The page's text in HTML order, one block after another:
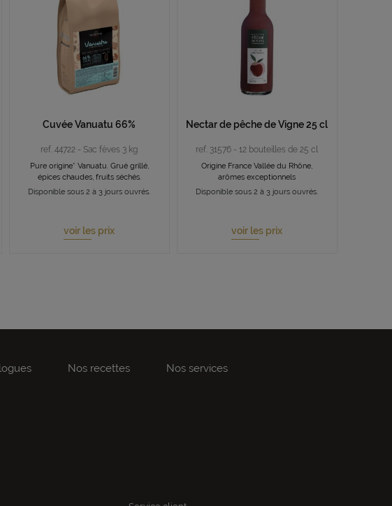
Cuvée Vanuatu 66%
ref. 44722 - Sac fèves 3 kg
Pure origine* Vanuatu. Grué grillé,
épices chaudes, fruits séchés.
Disponible sous 2 à 3 jours ouvrés.
voir les prix
Nectar de pêche de Vigne 25 cl
ref. 31576 - 12 bouteilles de 25 cl
Origine France Vallée du Rhône,
arômes exceptionnels
Disponible sous 2 à 3 jours ouvrés.
voir les prix
Nos recettes Nos services